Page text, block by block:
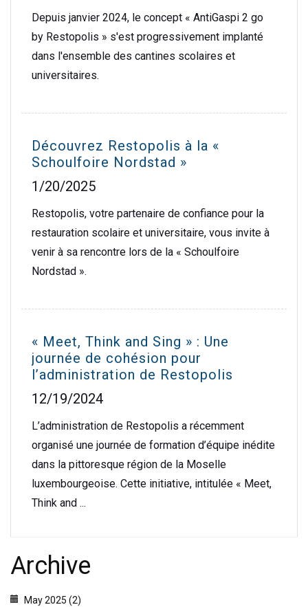
Depuis janvier 2024, le concept « AntiGaspi 2 go
by Restopolis » s'est progressivement implanté
dans l'ensemble des cantines scolaires et
universitaires.
Découvrez Restopolis à la «
Schoulfoire Nordstad »
1/20/2025
Restopolis, votre partenaire de confiance pour la
restauration scolaire et universitaire, vous invite à
venir à sa rencontre lors de la « Schoulfoire
Nordstad ».
« Meet, Think and Sing » : Une
journée de cohésion pour
l’administration de Restopolis
12/19/2024
L’administration de Restopolis a récemment
organisé une journée de formation d’équipe inédite
dans la pittoresque région de la Moselle
luxembourgeoise. Cette initiative, intitulée « Meet,
Think and ...
Archive
May 2025 (2)